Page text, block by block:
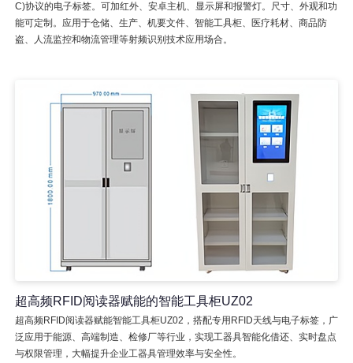
C)协议的电子标签。可加红外、安卓主机、显示屏和报警灯。尺寸、外观和功
能可定制。应用于仓储、生产、机要文件、智能工具柜、医疗耗材、商品防
盗、人流监控和物流管理等射频识别技术应用场合。
超高频RFID阅读器赋能的智能工具柜UZ02
超高频RFID阅读器赋能智能工具柜UZ02，搭配专用RFID天线与电子标签，广
泛应用于能源、高端制造、检修厂等行业，实现工器具智能化借还、实时盘点
与权限管理，大幅提升企业工器具管理效率与安全性。